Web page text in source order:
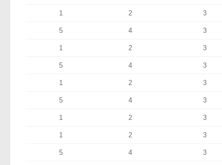
3
2
1
3
4
5
3
2
1
3
4
5
3
2
1
3
4
5
3
2
1
3
2
1
3
4
5